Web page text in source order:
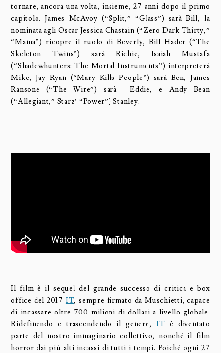
tornare, ancora una volta, insieme, 27 anni dopo il primo
capitolo. James McAvoy (“Split,” “Glass”) sarà Bill, la
nominata agli Oscar Jessica Chastain (“Zero Dark Thirty,”
“Mama”) ricopre il ruolo di Beverly, Bill Hader (“The
Skeleton Twins”) sarà Richie, Isaiah Mustafa
(“Shadowhunters: The Mortal Instruments”) interpreterà
Mike, Jay Ryan (“Mary Kills People”) sarà Ben, James
Ransone (“The Wire”) sarà Eddie, e Andy Bean
(“Allegiant,” Starz’ “Power”) Stanley.
Il film è il sequel del grande successo di critica e box
office del 2017 IT, sempre firmato da Muschietti, capace
di incassare oltre 700 milioni di dollari a livello globale.
Ridefinendo e trascendendo il genere, IT è diventato
parte del nostro immaginario collettivo, nonché il film
horror dai più alti incassi di tutti i tempi. Poiché ogni 27